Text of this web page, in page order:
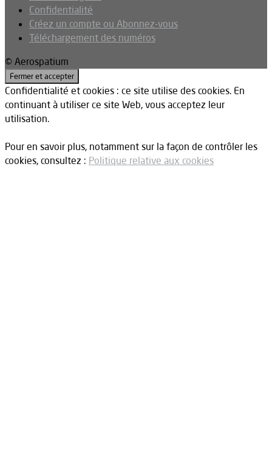
Confidentialité
Créez un compte ou Abonnez-vous
Téléchargement des numéros
© Aerospatium
Confidentialité et cookies : ce site utilise des cookies. En
continuant à utiliser ce site Web, vous acceptez leur
utilisation.
Pour en savoir plus, notamment sur la façon de contrôler les
cookies, consultez : Politique relative aux cookies